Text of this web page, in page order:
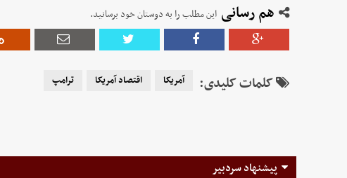
هم رسانی این مطلب را به دوستان خود برسانید.
کلمات کلیدی: آمریکا اقتصاد آمریکا ترامپ
پیشنهاد سردبیر